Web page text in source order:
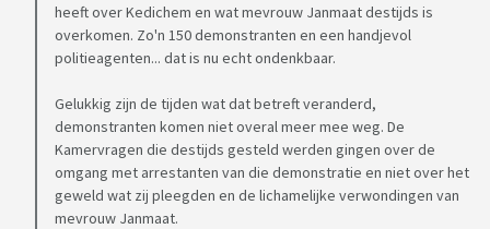
heeft over Kedichem en wat mevrouw Janmaat destijds is
overkomen. Zo'n 150 demonstranten en een handjevol
politieagenten... dat is nu echt ondenkbaar.
Gelukkig zijn de tijden wat dat betreft veranderd,
demonstranten komen niet overal meer mee weg. De
Kamervragen die destijds gesteld werden gingen over de
omgang met arrestanten van die demonstratie en niet over het
geweld wat zij pleegden en de lichamelijke verwondingen van
mevrouw Janmaat.